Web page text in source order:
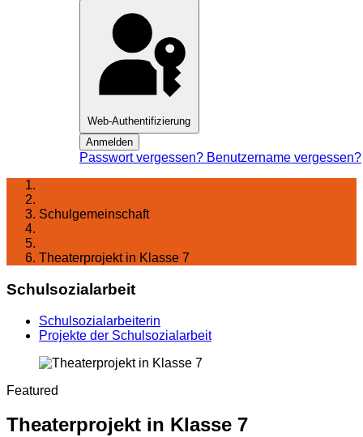
Web-Authentifizierung
Anmelden
Passwort vergessen? Benutzername vergessen?
Schulgemeinschaft
Theaterprojekt in Klasse 7
Schulsozialarbeit
Schulsozialarbeiterin
Projekte der Schulsozialarbeit
Featured
Theaterprojekt in Klasse 7